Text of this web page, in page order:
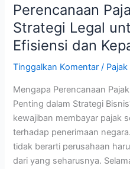
Perencanaan
Strategi Legal
Efisiensi dan
Tinggalkan Komentar / Pajak
Mengapa Perencanaan
Penting dalam Strategi
kewajiban membayar pajak
terhadap penerimaan
tidak berarti perusahaan
dari yang seharusnya.
Perusahaan:
Strategi
Legal
untuk
Meningkatkan
dan
Kepatuhan
Bisnis